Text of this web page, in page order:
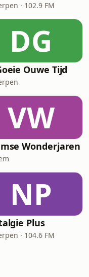
· 102.9 FM
DG
Ouwe Tijd
VW
Wonderjaren
NP
Plus
· 104.6 FM